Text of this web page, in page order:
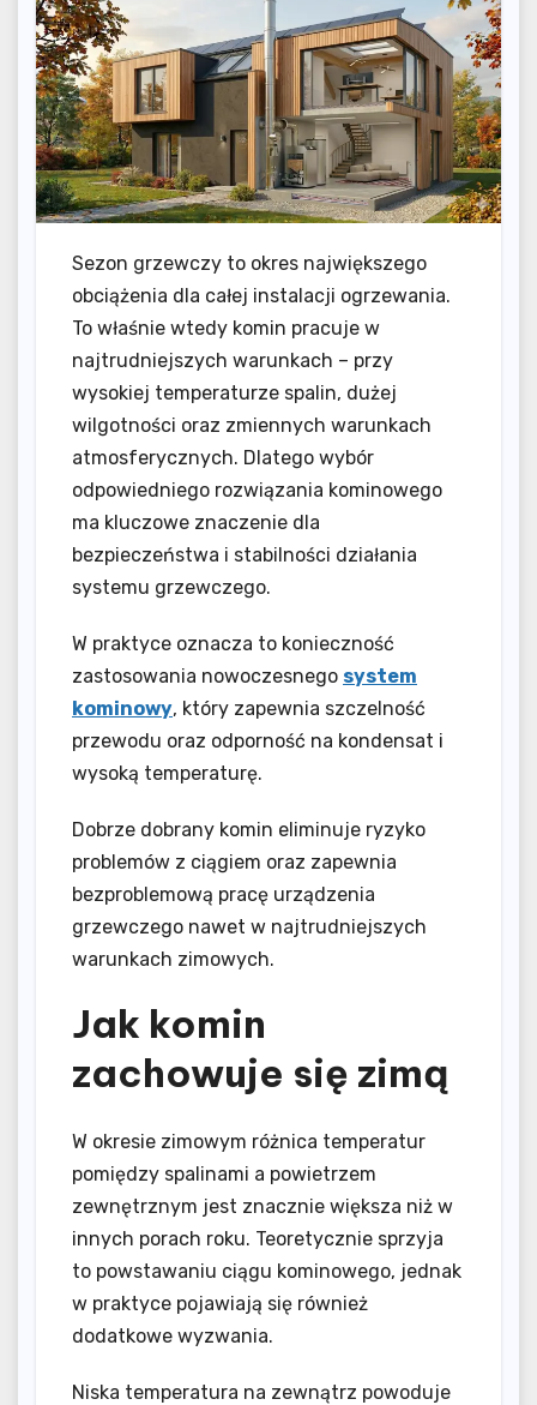
Sezon grzewczy to okres największego
obciążenia dla całej instalacji ogrzewania.
To właśnie wtedy komin pracuje w
najtrudniejszych warunkach – przy
wysokiej temperaturze spalin, dużej
wilgotności oraz zmiennych warunkach
atmosferycznych. Dlatego wybór
odpowiedniego rozwiązania kominowego
ma kluczowe znaczenie dla
bezpieczeństwa i stabilności działania
systemu grzewczego.
W praktyce oznacza to konieczność
zastosowania nowoczesnego system
kominowy, który zapewnia szczelność
przewodu oraz odporność na kondensat i
wysoką temperaturę.
Dobrze dobrany komin eliminuje ryzyko
problemów z ciągiem oraz zapewnia
bezproblemową pracę urządzenia
grzewczego nawet w najtrudniejszych
warunkach zimowych.
Jak komin
zachowuje się zimą
W okresie zimowym różnica temperatur
pomiędzy spalinami a powietrzem
zewnętrznym jest znacznie większa niż w
innych porach roku. Teoretycznie sprzyja
to powstawaniu ciągu kominowego, jednak
w praktyce pojawiają się również
dodatkowe wyzwania.
Niska temperatura na zewnątrz powoduje